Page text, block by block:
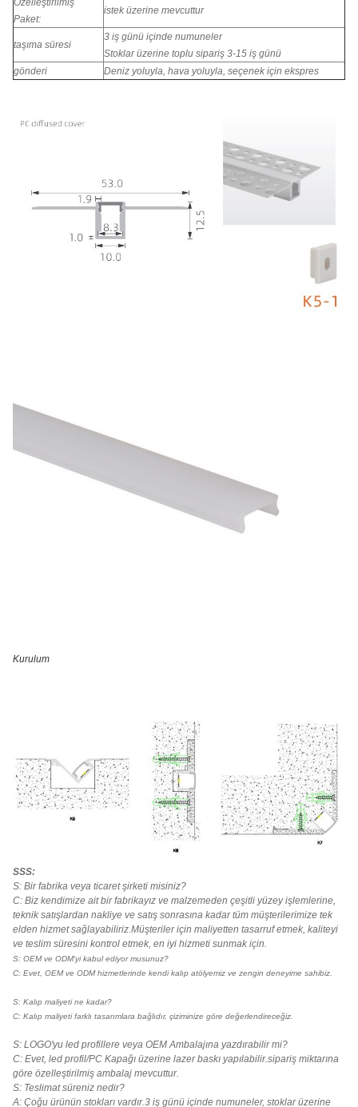
Özelleştirilmiş
Paket:
istek üzerine mevcuttur
taşıma süresi
3 iş günü içinde numuneler
Stoklar üzerine toplu sipariş 3-15 iş günü
gönderi
Deniz yoluyla, hava yoluyla, seçenek için ekspres
Kurulum
SSS:
S: Bir fabrika veya ticaret şirketi misiniz?
C: Biz kendimize ait bir fabrikayız ve malzemeden çeşitli yüzey işlemlerine,
teknik satışlardan nakliye ve satış sonrasına kadar tüm müşterilerimize tek
elden hizmet sağlayabiliriz.Müşteriler için maliyetten tasarruf etmek, kaliteyi
ve teslim süresini kontrol etmek, en iyi hizmeti sunmak için.
S: OEM ve ODM'yi kabul ediyor musunuz?
C: Evet, OEM ve ODM hizmetlerinde kendi kalıp atölyemiz ve zengin deneyime sahibiz.
S: Kalıp maliyeti ne kadar?
C: Kalıp maliyeti farklı tasarımlara bağlıdır, çiziminize göre değerlendireceğiz.
S: LOGO'yu led profillere veya OEM Ambalajına yazdırabilir mi?
C: Evet, led profil/PC Kapağı üzerine lazer baskı yapılabilir.sipariş miktarına
göre özelleştirilmiş ambalaj mevcuttur.
S: Teslimat süreniz nedir?
A: Çoğu ürünün stokları vardır.3 iş günü içinde numuneler, stoklar üzerine